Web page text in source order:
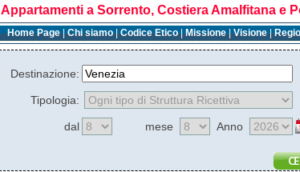
Appartamenti a Sorrento, Costiera Amalfitana e
Home Page|Chi siamo|Codice Etico|Missione|Visione|
Destinazione:
Tipologia:
dal mese Anno